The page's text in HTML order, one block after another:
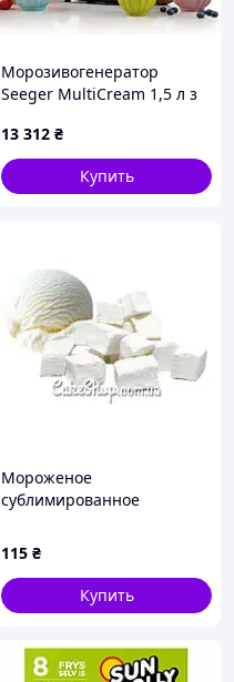
Морозивогенератор
Seeger MultiCream 1,5 л з
морозива | сорбету,
джелато, молочних
коктейлів, слюші та
13 312 ₴
Купить
Мороженое
сублимированное
115 ₴
Купить